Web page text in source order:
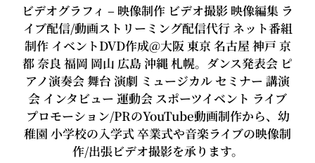
ビデオグラフィ – 映像制作 ビデオ撮影 映像編集 ラ
イブ配信/動画ストリーミング配信代行 ネット番組
制作 イベントDVD作成@大阪 東京 名古屋 神戸 京
都 奈良 福岡 岡山 広島 沖縄 札幌。ダンス発表会 ピ
アノ演奏会 舞台 演劇 ミュージカル セミナー 講演
会 インタビュー 運動会 スポーツイベント ライブ
プロモーション/PRのYouTube動画制作から、幼
稚園 小学校の入学式 卒業式や音楽ライブの映像制
作/出張ビデオ撮影を承ります。